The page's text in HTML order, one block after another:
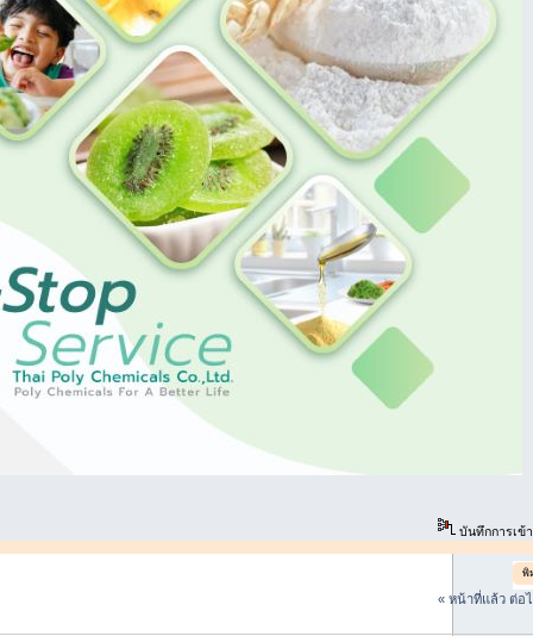
บันทึกการเข้า
พิ
« หน้าที่แล้ว ต่อ